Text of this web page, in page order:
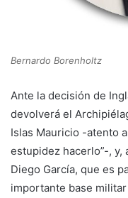
Bernardo Borenholtz
Ante la decisión de
devolverá el
Islas Mauricio -atento
estupidez hacerlo”-, y,
Diego García, que es
importante base